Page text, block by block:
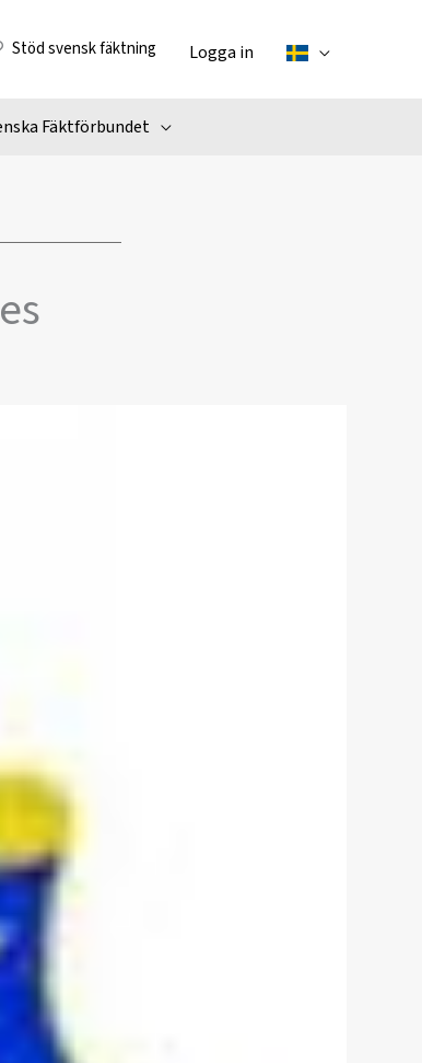
Stöd svensk fäktning Logga in
Fäktförbundet